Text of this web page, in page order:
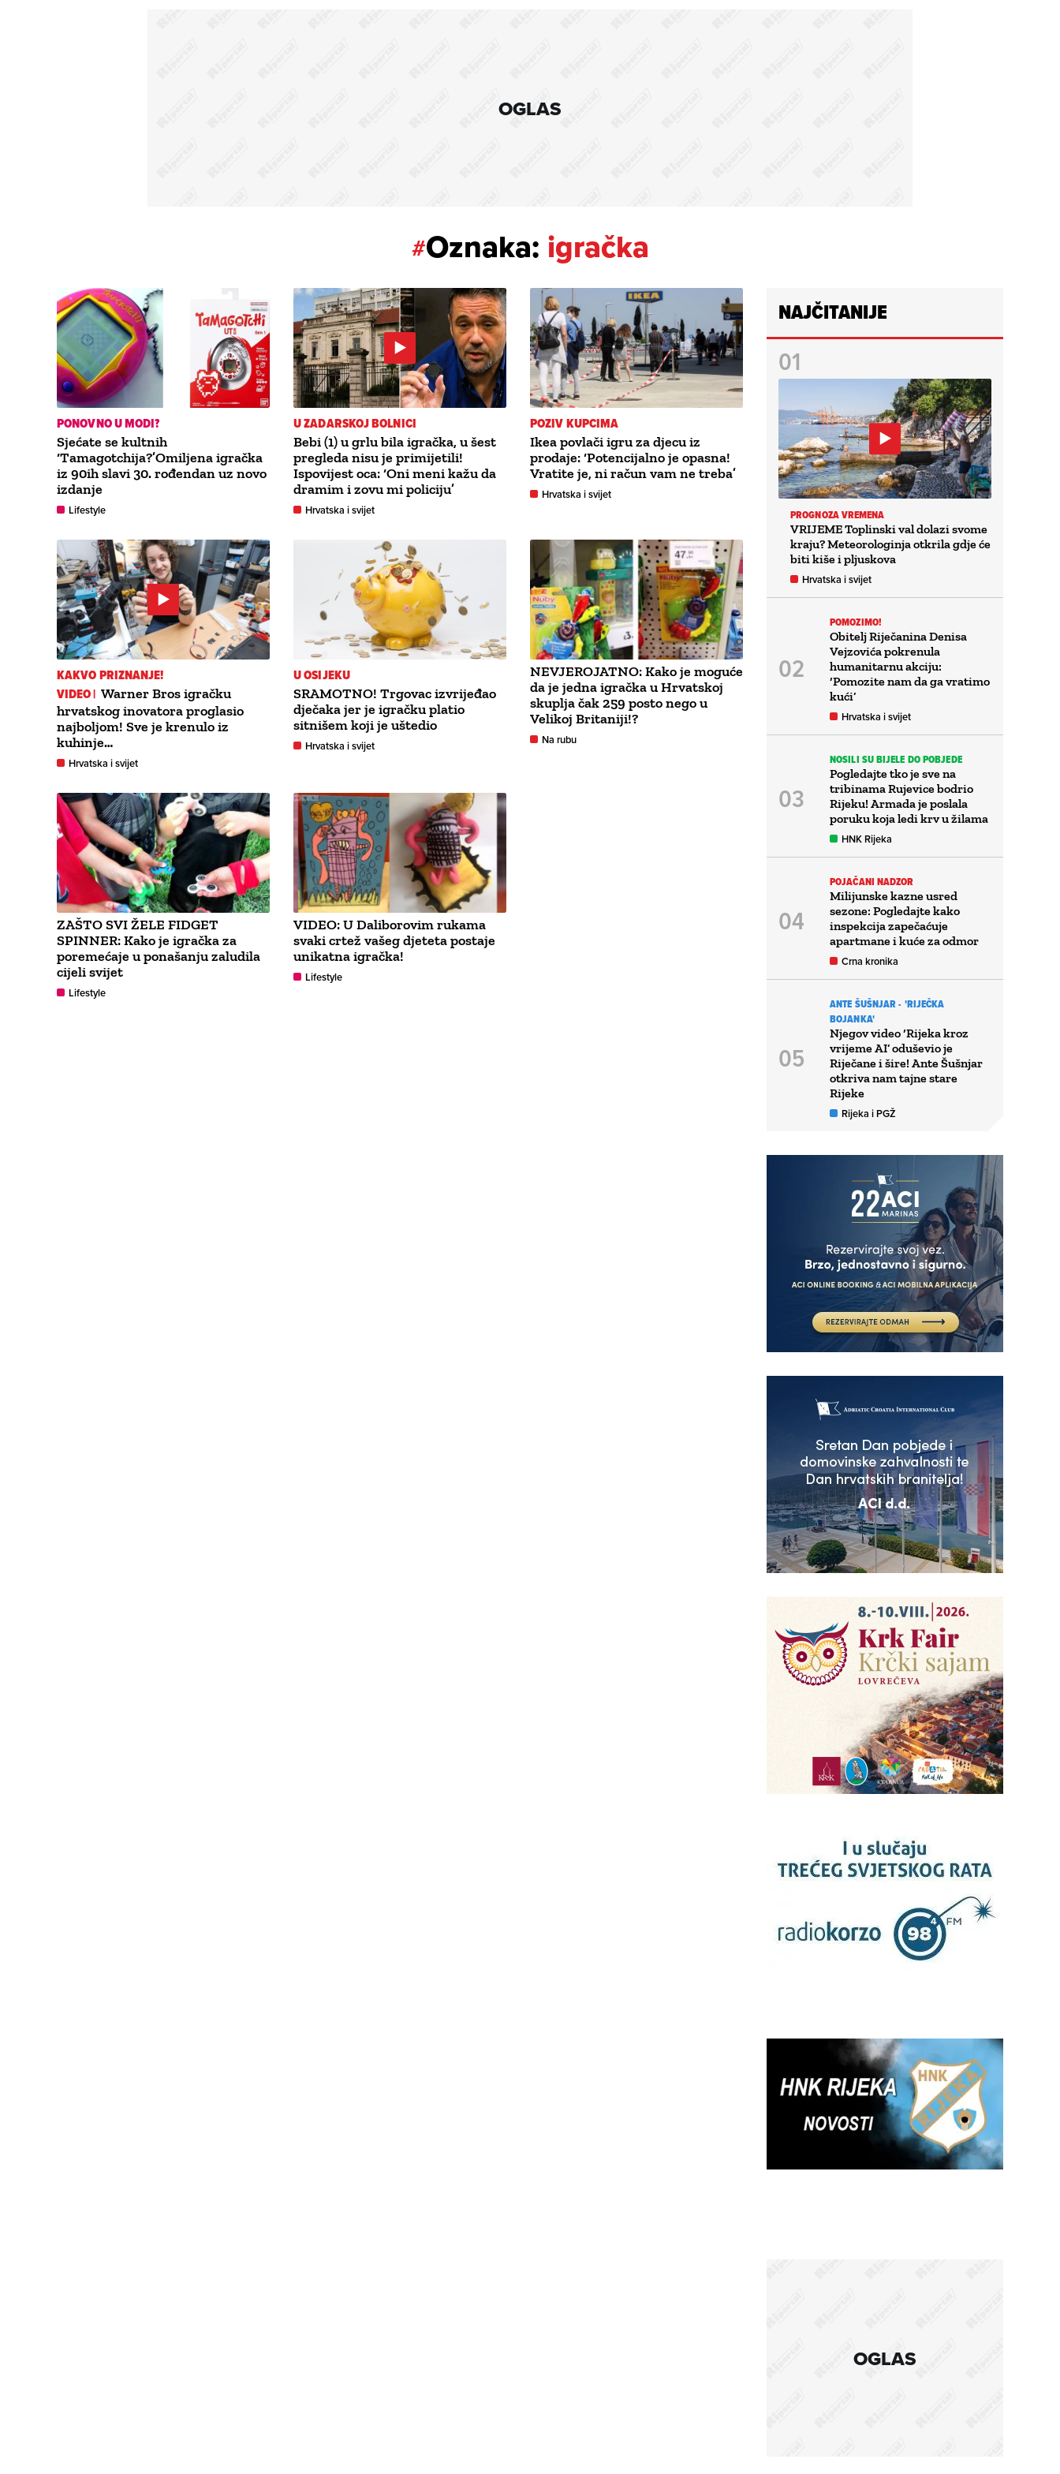
OGLAS
#Oznaka: igračka
PONOVNO U MODI?
Sjećate se kultnih
‘Tamagotchija?’Omiljena igračka
iz 90ih slavi 30. rođendan uz novo
izdanje
Lifestyle
U ZADARSKOJ BOLNICI
Bebi (1) u grlu bila igračka, u šest
pregleda nisu je primijetili!
Ispovijest oca: ‘Oni meni kažu da
dramim i zovu mi policiju’
Hrvatska i svijet
POZIV KUPCIMA
Ikea povlači igru za djecu iz
prodaje: ‘Potencijalno je opasna!
Vratite je, ni račun vam ne treba’
Hrvatska i svijet
KAKVO PRIZNANJE!
VIDEO | Warner Bros igračku
hrvatskog inovatora proglasio
najboljom! Sve je krenulo iz
kuhinje…
Hrvatska i svijet
U OSIJEKU
SRAMOTNO! Trgovac izvrijeđao
dječaka jer je igračku platio
sitnišem koji je uštedio
Hrvatska i svijet
NEVJEROJATNO: Kako je moguće
da je jedna igračka u Hrvatskoj
skuplja čak 259 posto nego u
Velikoj Britaniji!?
Na rubu
ZAŠTO SVI ŽELE FIDGET
SPINNER: Kako je igračka za
poremećaje u ponašanju zaludila
cijeli svijet
Lifestyle
VIDEO: U Daliborovim rukama
svaki crtež vašeg djeteta postaje
unikatna igračka!
Lifestyle
NAJČITANIJE
PROGNOZA VREMENA
VRIJEME Toplinski val dolazi svome
kraju? Meteorologinja otkrila gdje će
biti kiše i pljuskova
Hrvatska i svijet
POMOZIMO!
Obitelj Riječanina Denisa
Vejzovića pokrenula
humanitarnu akciju:
‘Pomozite nam da ga vratimo
kući’
Hrvatska i svijet
NOSILI SU BIJELE DO POBJEDE
Pogledajte tko je sve na
tribinama Rujevice bodrio
Rijeku! Armada je poslala
poruku koja ledi krv u žilama
HNK Rijeka
POJAČANI NADZOR
Milijunske kazne usred
sezone: Pogledajte kako
inspekcija zapečaćuje
apartmane i kuće za odmor
Crna kronika
ANTE ŠUŠNJAR - 'RIJEČKA
BOJANKA'
Njegov video ‘Rijeka kroz
vrijeme AI’ oduševio je
Riječane i šire! Ante Šušnjar
otkriva nam tajne stare
Rijeke
Rijeka i PGŽ
OGLAS